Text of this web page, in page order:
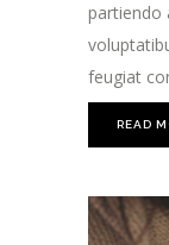
partiendo
feugiat
READ